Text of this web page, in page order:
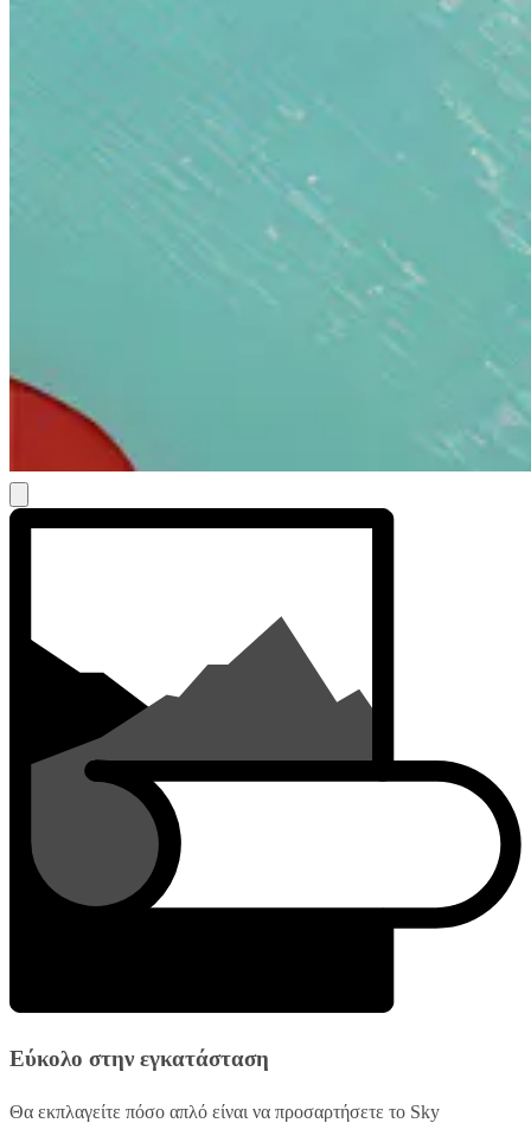
Εύκολο στην εγκατάσταση
Θα εκπλαγείτε πόσο απλό είναι να προσαρτήσετε το Sky